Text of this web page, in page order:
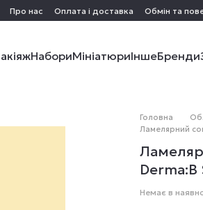
Про нас Оплата і доставка Обмін та
НабориМініатюриІншеБренди
Головна
Ламелярний
Derma:B
Немає в